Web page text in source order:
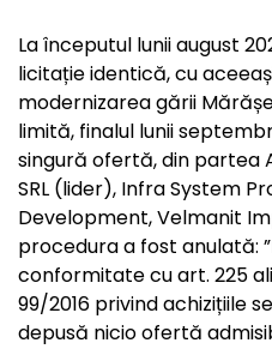
La începutul lunii august
licitație identică, cu
modernizarea gării
limită, finalul lunii
singură ofertă, din partea
SRL (lider), Infra System
Development, Velmanit
procedura a fost anulată:
conformitate cu art. 225
99/2016 privind achizițiile
depusă nicio ofertă